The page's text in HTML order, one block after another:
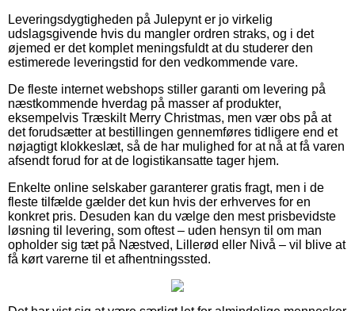
Leveringsdygtigheden på Julepynt er jo virkelig
udslagsgivende hvis du mangler ordren straks, og i det
øjemed er det komplet meningsfuldt at du studerer den
estimerede leveringstid for den vedkommende vare.
De fleste internet webshops stiller garanti om levering på
næstkommende hverdag på masser af produkter,
eksempelvis Træskilt Merry Christmas, men vær obs på at
det forudsætter at bestillingen gennemføres tidligere end et
nøjagtigt klokkeslæt, så de har mulighed for at nå at få varen
afsendt forud for at de logistikansatte tager hjem.
Enkelte online selskaber garanterer gratis fragt, men i de
fleste tilfælde gælder det kun hvis der erhverves for en
konkret pris. Desuden kan du vælge den mest prisbevidste
løsning til levering, som oftest – uden hensyn til om man
opholder sig tæt på Næstved, Lillerød eller Nivå – vil blive at
få kørt varerne til et afhentningssted.